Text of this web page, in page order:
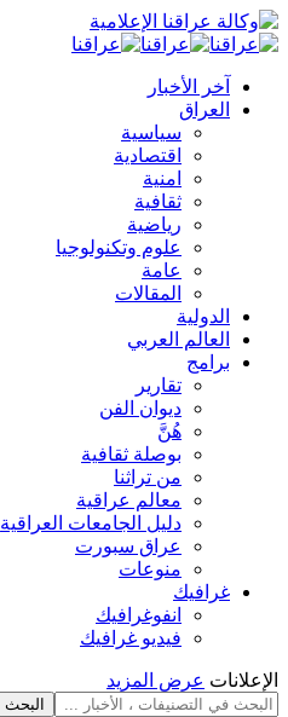
آخر الأخبار
العراق
سياسية
اقتصادية
امنية
ثقافية
رياضية
علوم وتكنولوجيا
عامة
المقالات
الدولية
العالم العربي
برامج
تقارير
ديوان الفن
هُنَّ
بوصلة ثقافية
من تراثنا
معالم عراقية
دليل الجامعات العراقية
عراق سبورت
منوعات
غرافيك
انفوغرافيك
فيديو غرافيك
الإعلانات عرض المزيد